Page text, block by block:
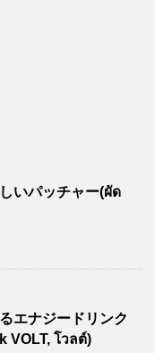
いパッチャー(ผัด
エナジードリンク
VOLT, โวลต์)